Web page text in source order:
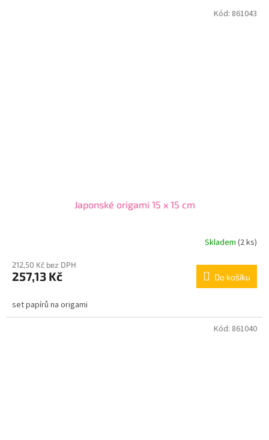
Japonské origami 15 x 15 cm
Skladem (2 ks)
212,50 Kč bez DPH
257,13 Kč Do košíku
set papírů na origami
Kód: 861043
Kód: 861040